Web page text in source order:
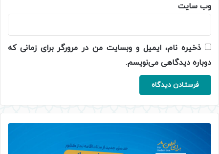
وب‌ سایت
ذخیره نام، ایمیل و وبسایت من در مرورگر برای زمانی که
دوباره دیدگاهی می‌نویسم.